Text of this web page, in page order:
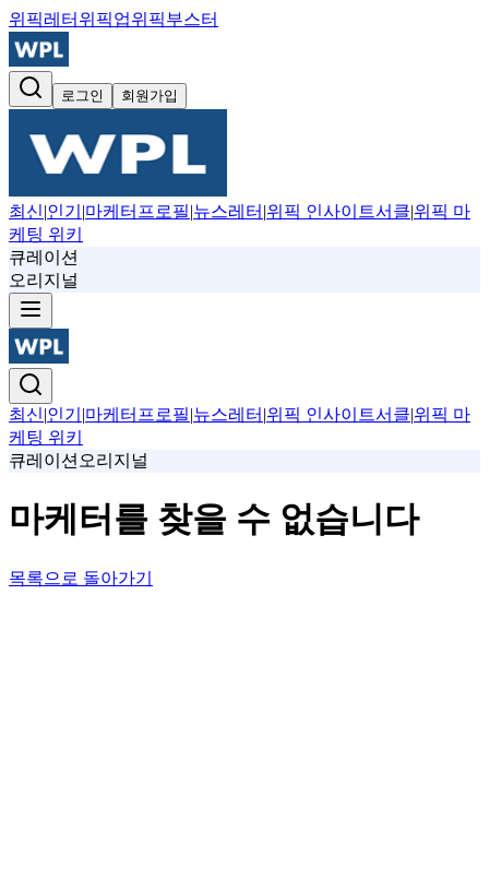
위픽레터 위픽업위픽부스터
로그인 회원가입
최신|인기 |마케터프로필|뉴스레터 |위픽 인사이트서클|위픽 마
케팅 위키
큐레이션
오리지널
최신|인기 |마케터프로필|뉴스레터 |위픽 인사이트서클|위픽 마
케팅 위키
큐레이션 오리지널
마케터를 찾을 수 없습니다
목록으로 돌아가기